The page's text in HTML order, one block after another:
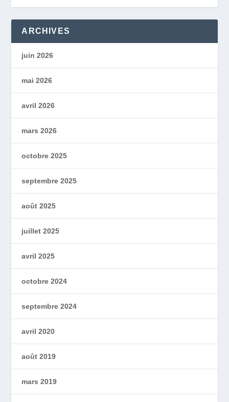
ARCHIVES
juin 2026
mai 2026
avril 2026
mars 2026
octobre 2025
septembre 2025
août 2025
juillet 2025
avril 2025
octobre 2024
septembre 2024
avril 2020
août 2019
mars 2019